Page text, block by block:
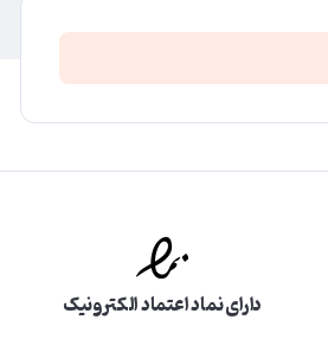
دارای نماد اعتماد الکترونیک